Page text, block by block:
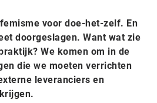
voor doe-het-zelf. En
doorgeslagen. Want wat zie
We komen om in de
die we moeten verrichten
leveranciers en